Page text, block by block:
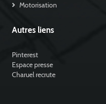
Motorisation
Autres liens
Pinterest
Espace presse
Charuel recrute